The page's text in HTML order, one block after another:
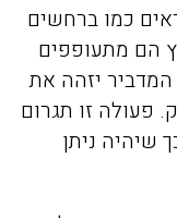
כמו ברחשים
הם מתעופפים
יזהה את
פעולה זו תגרום
שיהיה ניתן